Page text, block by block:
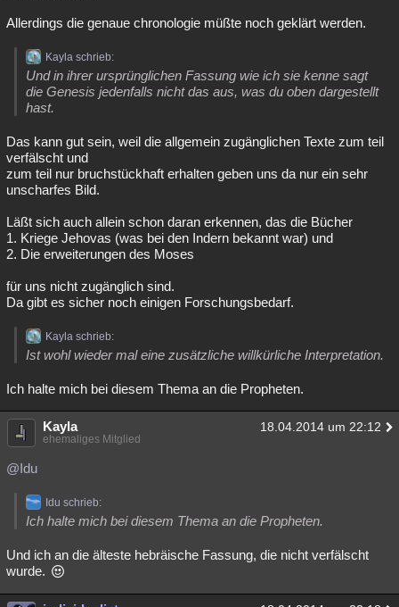
Allerdings die genaue chronologie müßte noch geklärt werden.
Kayla schrieb:
Und in ihrer ursprünglichen Fassung wie ich sie kenne sagt
die Genesis jedenfalls nicht das aus, was du oben dargestellt
hast.
Das kann gut sein, weil die allgemein zugänglichen Texte zum teil
verfälscht und
zum teil nur bruchstückhaft erhalten geben uns da nur ein sehr
unscharfes Bild.
Läßt sich auch allein schon daran erkennen, das die Bücher
1. Kriege Jehovas (was bei den Indern bekannt war) und
2. Die erweiterungen des Moses
für uns nicht zugänglich sind.
Da gibt es sicher noch einigen Forschungsbedarf.
Kayla schrieb:
Ist wohl wieder mal eine zusätzliche willkürliche Interpretation.
Ich halte mich bei diesem Thema an die Propheten.
Kayla 18.04.2014 um 22:12
ehemaliges Mitglied
@Idu
Idu schrieb:
Ich halte mich bei diesem Thema an die Propheten.
Und ich an die älteste hebräische Fassung, die nicht verfälscht
wurde.